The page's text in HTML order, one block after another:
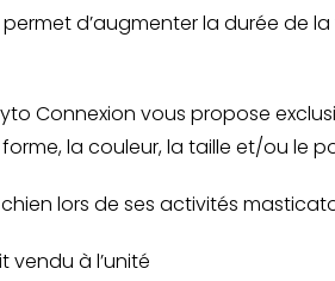
d’augmenter la durée de
Connexion vous propose
la couleur, la taille et/ou le
lors de ses activités
vendu à l’unité